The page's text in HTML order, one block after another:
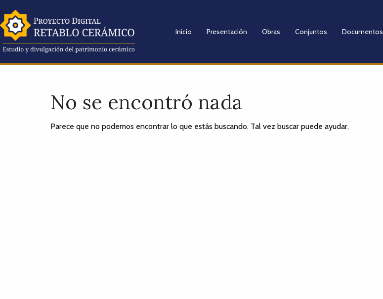
Inicio Presentación Obras Conjuntos Documentos
No se encontró nada
Parece que no podemos encontrar lo que estás buscando. Tal vez buscar puede ayudar.